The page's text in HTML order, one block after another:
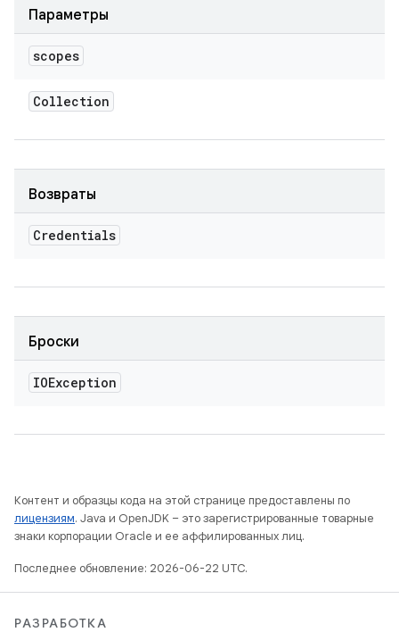
Параметры
scopes
Collection
Возвраты
Credentials
Броски
IOException
Контент и образцы кода на этой странице предоставлены по
лицензиям. Java и OpenJDK – это зарегистрированные товарные
знаки корпорации Oracle и ее аффилированных лиц.
Последнее обновление: 2026-06-22 UTC.
РАЗРАБОТКА